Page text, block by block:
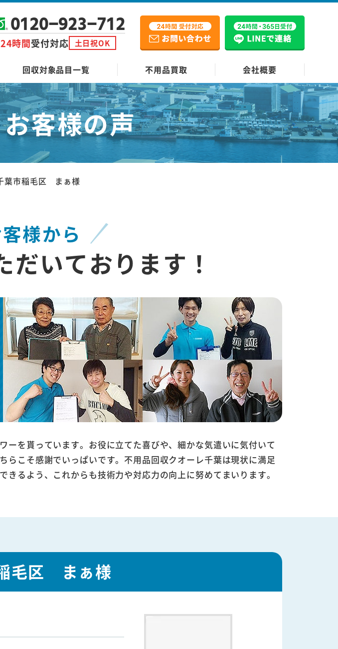
0120-923-712
24時間受付対応 土日祝OK
回収対象品目一覧 不用品買取 会社概要
お客様の声
葉市稲毛区 まぁ様
様から
だいております！
を貰っています。お役に立てた喜びや、細かな気遣いに気付いて
こそ感謝でいっぱいです。不用品回収クオーレ千葉は現状に満足
るよう、これからも技術力や対応力の向上に努めてまいります。
毛区 まぁ様